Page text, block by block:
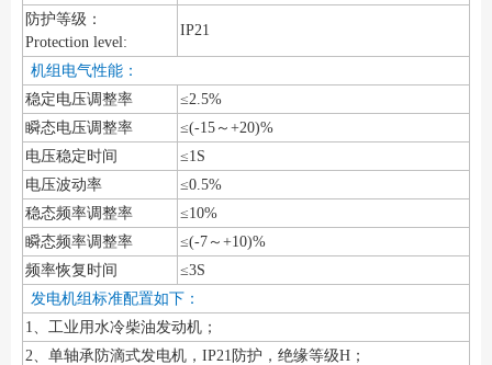
防护等级：
Protection level:
IP21
机组电气性能：
稳定电压调整率
≤2.5%
瞬态电压调整率
≤(-15～+20)%
电压稳定时间
≤1S
电压波动率
≤0.5%
稳态频率调整率
≤10%
瞬态频率调整率
≤(-7～+10)%
频率恢复时间
≤3S
发电机组标准配置如下：
1、工业用水冷柴油发动机；
2、单轴承防滴式发电机，IP21防护，绝缘等级H；